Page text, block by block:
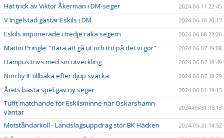
Hat trick av Viktor Åkerman i DM-seger 2024-06-11 22:45
V Ingelstad gästar Eskils i DM 2024-06-10 20:17
Eskils imponerade i tredje raka segern 2024-06-08 22:20
Martin Pringle: ”Bara att gå ut och tro på det vi gör" 2024-06-07 19:08
Hampus trivs med sin utveckling 2024-06-07 18:49
Norrby IF tillbaka efter djup svacka 2024-06-07 18:29
Årets bästa spel gav ny seger 2024-06-01 19:15
Tufft matchande för Eskilsminne när Oskarshamn
väntar
2024-05-31 15:13
Motståndarkoll - Landslagsuppdrag stör BK Häcken 2024-05-31 14:52